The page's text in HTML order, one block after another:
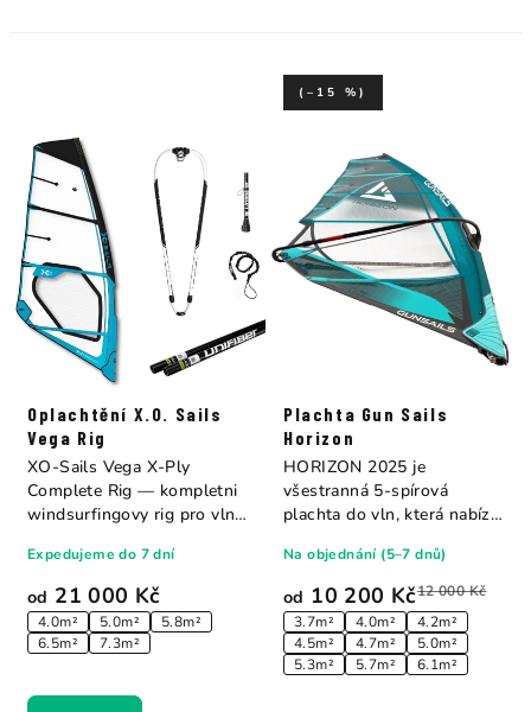
Oplachtění X.O. Sails
Vega Rig
od 21 000 Kč
4.0m² 5.0m²
5.8m²
6.5m²
7.3m²
Expedujeme do 7 dní
XO-Sails Vega X-Ply
Complete Rig — kompletni
windsurfingovy rig pro vlny,
Plachta Gun Sails
Horizon
od 10 200 Kč12 000 Kč
(–15 %)
3.7m² 4.0m²
4.2m²
4.5m²
4.7m²
5.0m²
5.3m²
5.7m² 6.1m²
Na objednání (5–7 dnů)
HORIZON 2025 je
všestranná 5-spírová
plachta do vln, která nabízí